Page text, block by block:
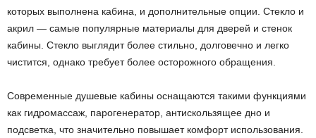
которых выполнена кабина, и дополнительные опции. Стекло и
акрил — самые популярные материалы для дверей и стенок
кабины. Стекло выглядит более стильно, долговечно и легко
чистится, однако требует более осторожного обращения.
Современные душевые кабины оснащаются такими функциями
как гидромассаж, парогенератор, антискользящее дно и
подсветка, что значительно повышает комфорт использования.